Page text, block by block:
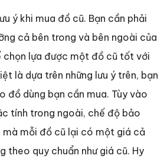
ý khi mua đồ cũ. Bạn cần phải
cả bên trong và bên ngoài của
chọn lựa được một đồ cũ tốt với
là dựa trên những lưu ý trên, bạn
đồ dùng bạn cần mua. Tùy vào
tính trong ngoài, chế độ bảo
mà mỗi đồ cũ lại có một giá cả
theo quy chuẩn như giá cũ. Hy